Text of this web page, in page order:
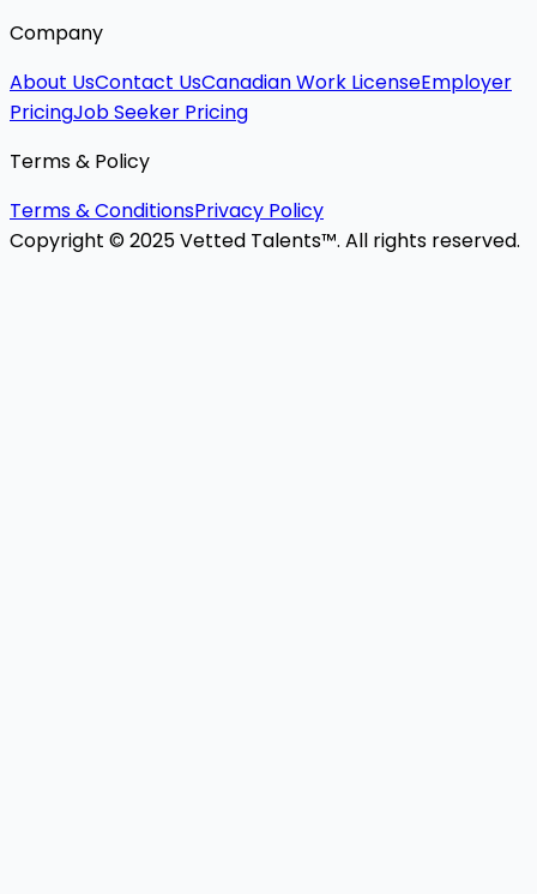
Company
About UsContact UsCanadian Work LicenseEmployer
PricingJob Seeker Pricing
Terms & Policy
Terms & ConditionsPrivacy Policy
Copyright © 2025 Vetted Talents™. All rights reserved.